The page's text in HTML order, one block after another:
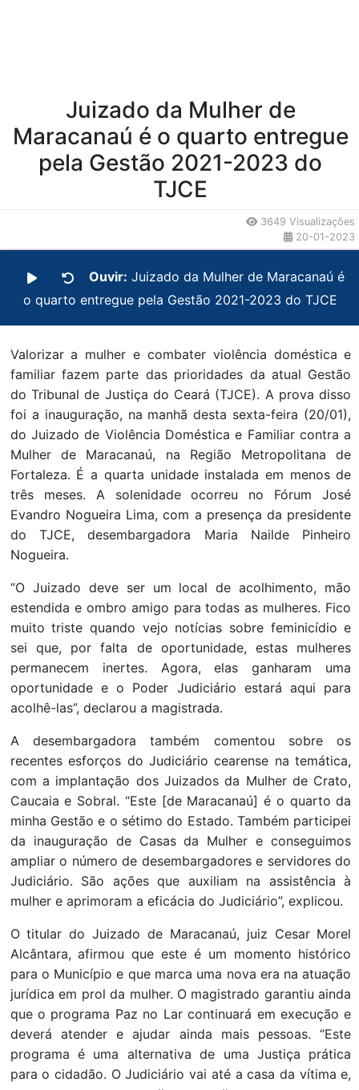
Juizado da Mulher de
Maracanaú é o quarto entregue
pela Gestão 2021-2023 do
TJCE
3649 Visualizações
20-01-2023
Ouvir: Juizado da Mulher de Maracanaú é
o quarto entregue pela Gestão 2021-2023 do TJCE
Valorizar a mulher e combater violência doméstica e
familiar fazem parte das prioridades da atual Gestão
do Tribunal de Justiça do Ceará (TJCE). A prova disso
foi a inauguração, na manhã desta sexta-feira (20/01),
do Juizado de Violência Doméstica e Familiar contra a
Mulher de Maracanaú, na Região Metropolitana de
Fortaleza. É a quarta unidade instalada em menos de
três meses. A solenidade ocorreu no Fórum José
Evandro Nogueira Lima, com a presença da presidente
do TJCE, desembargadora Maria Nailde Pinheiro
Nogueira.
“O Juizado deve ser um local de acolhimento, mão
estendida e ombro amigo para todas as mulheres. Fico
muito triste quando vejo notícias sobre feminicídio e
sei que, por falta de oportunidade, estas mulheres
permanecem inertes. Agora, elas ganharam uma
oportunidade e o Poder Judiciário estará aqui para
acolhê-las”, declarou a magistrada.
A desembargadora também comentou sobre os
recentes esforços do Judiciário cearense na temática,
com a implantação dos Juizados da Mulher de Crato,
Caucaia e Sobral. “Este [de Maracanaú] é o quarto da
minha Gestão e o sétimo do Estado. Também participei
da inauguração de Casas da Mulher e conseguimos
ampliar o número de desembargadores e servidores do
Judiciário. São ações que auxiliam na assistência à
mulher e aprimoram a eficácia do Judiciário”, explicou.
O titular do Juizado de Maracanaú, juiz Cesar Morel
Alcântara, afirmou que este é um momento histórico
para o Município e que marca uma nova era na atuação
jurídica em prol da mulher. O magistrado garantiu ainda
que o programa Paz no Lar continuará em execução e
deverá atender e ajudar ainda mais pessoas. “Este
programa é uma alternativa de uma Justiça prática
para o cidadão. O Judiciário vai até a casa da vítima e,